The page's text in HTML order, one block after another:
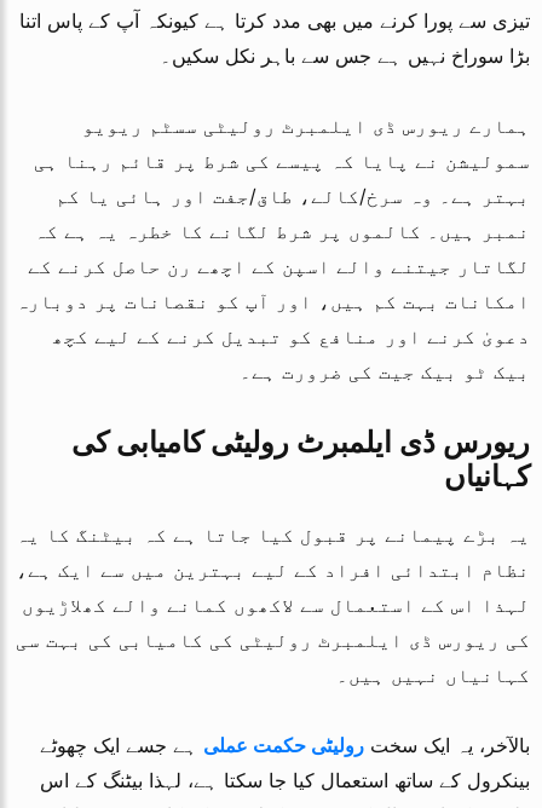
تیزی سے پورا کرنے میں بھی مدد کرتا ہے کیونکہ آپ کے پاس اتنا
بڑا سوراخ نہیں ہے جس سے باہر نکل سکیں۔
ہمارے ریورس ڈی ایلمبرٹ رولیٹی سسٹم ریویو
سمولیشن نے پایا کہ پیسے کی شرط پر قائم رہنا ہی
بہتر ہے۔ وہ سرخ/کالے، طاق/جفت اور ہائی یا کم
نمبر ہیں۔ کالموں پر شرط لگانے کا خطرہ یہ ہے کہ
لگاتار جیتنے والے اسپن کے اچھے رن حاصل کرنے کے
امکانات بہت کم ہیں، اور آپ کو نقصانات پر دوبارہ
دعویٰ کرنے اور منافع کو تبدیل کرنے کے لیے کچھ
بیک ٹو بیک جیت کی ضرورت ہے۔
ریورس ڈی ایلمبرٹ رولیٹی کامیابی کی
کہانیاں
یہ بڑے پیمانے پر قبول کیا جاتا ہے کہ بیٹنگ کا یہ
نظام ابتدائی افراد کے لیے بہترین میں سے ایک ہے،
لہذا اس کے استعمال سے لاکھوں کمانے والے کھلاڑیوں
کی ریورس ڈی ایلمبرٹ رولیٹی کی کامیابی کی بہت سی
کہانیاں نہیں ہیں۔
بالآخر، یہ ایک سخت رولیٹی حکمت عملی ہے جسے ایک چھوٹے
بینکرول کے ساتھ استعمال کیا جا سکتا ہے، لہذا بیٹنگ کے اس